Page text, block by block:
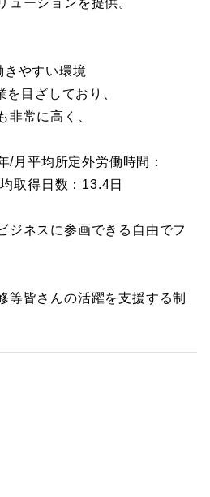
ューションを提供。
やすい環境
目ざしており、
非常に高く、
/月平均所定外労働時間：
取得日数：13.4日
ジネスに参画できる自由でフ
等皆さんの活躍を支援する制